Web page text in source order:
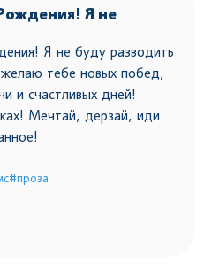
Я не
Я не буду разводить
тебе новых побед,
и счастливых дней!
Мечтай, дерзай, иди
#проза